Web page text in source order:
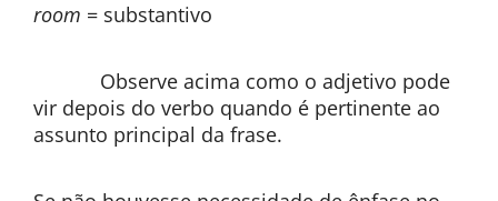
room = substantivo
Observe acima como o adjetivo pode
vir depois do verbo quando é pertinente ao
assunto principal da frase.